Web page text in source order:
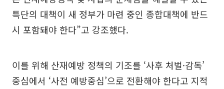
특단의 대책이 새 정부가 마련 중인 종합대책에 반드
시 포함돼야 한다”고 강조했다.
이를 위해 산재예방 정책의 기조를 ‘사후 처벌·감독’
중심에서 ‘사전 예방중심’으로 전환해야 한다고 지적